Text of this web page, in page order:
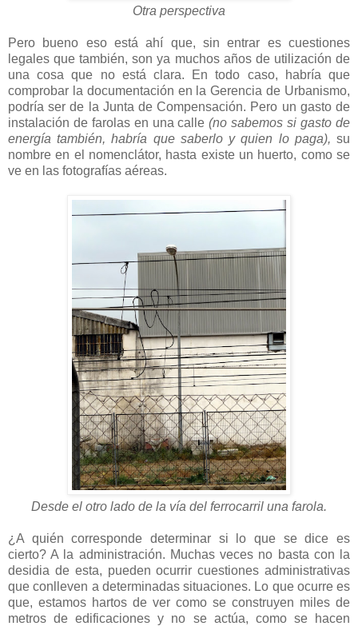
Otra perspectiva
Pero bueno eso está ahí que, sin entrar es cuestiones
legales que también, son ya muchos años de utilización de
una cosa que no está clara. En todo caso, habría que
comprobar la documentación en la Gerencia de Urbanismo,
podría ser de la Junta de Compensación. Pero un gasto de
instalación de farolas en una calle (no sabemos si gasto de
energía también, habría que saberlo y quien lo paga), su
nombre en el nomenclátor, hasta existe un huerto, como se
ve en las fotografías aéreas.
Desde el otro lado de la vía del ferrocarril una farola.
¿A quién corresponde determinar si lo que se dice es
cierto? A la administración. Muchas veces no basta con la
desidia de esta, pueden ocurrir cuestiones administrativas
que conlleven a determinadas situaciones. Lo que ocurre es
que, estamos hartos de ver como se construyen miles de
metros de edificaciones y no se actúa, como se hacen